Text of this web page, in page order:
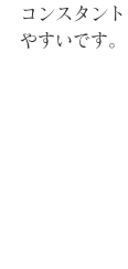
コンスタン
やすいです。